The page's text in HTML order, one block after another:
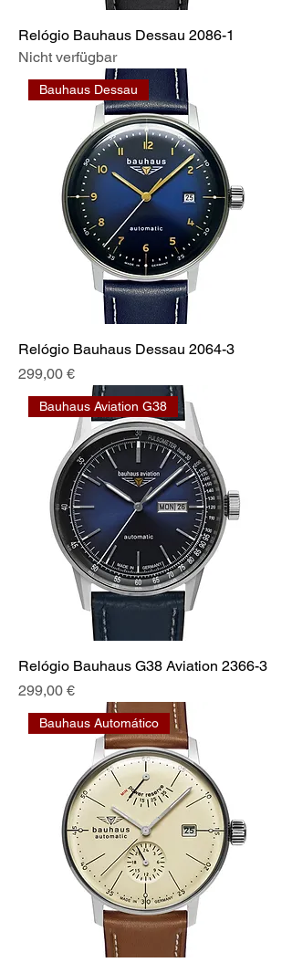
Relógio Bauhaus Dessau 2086-1
Nicht verfügbar
Bauhaus Dessau
Relógio Bauhaus Dessau 2064-3
Preis
299,00 €
Bauhaus Aviation G38
Relógio Bauhaus G38 Aviation 2366-3
Preis
299,00 €
Bauhaus Automático